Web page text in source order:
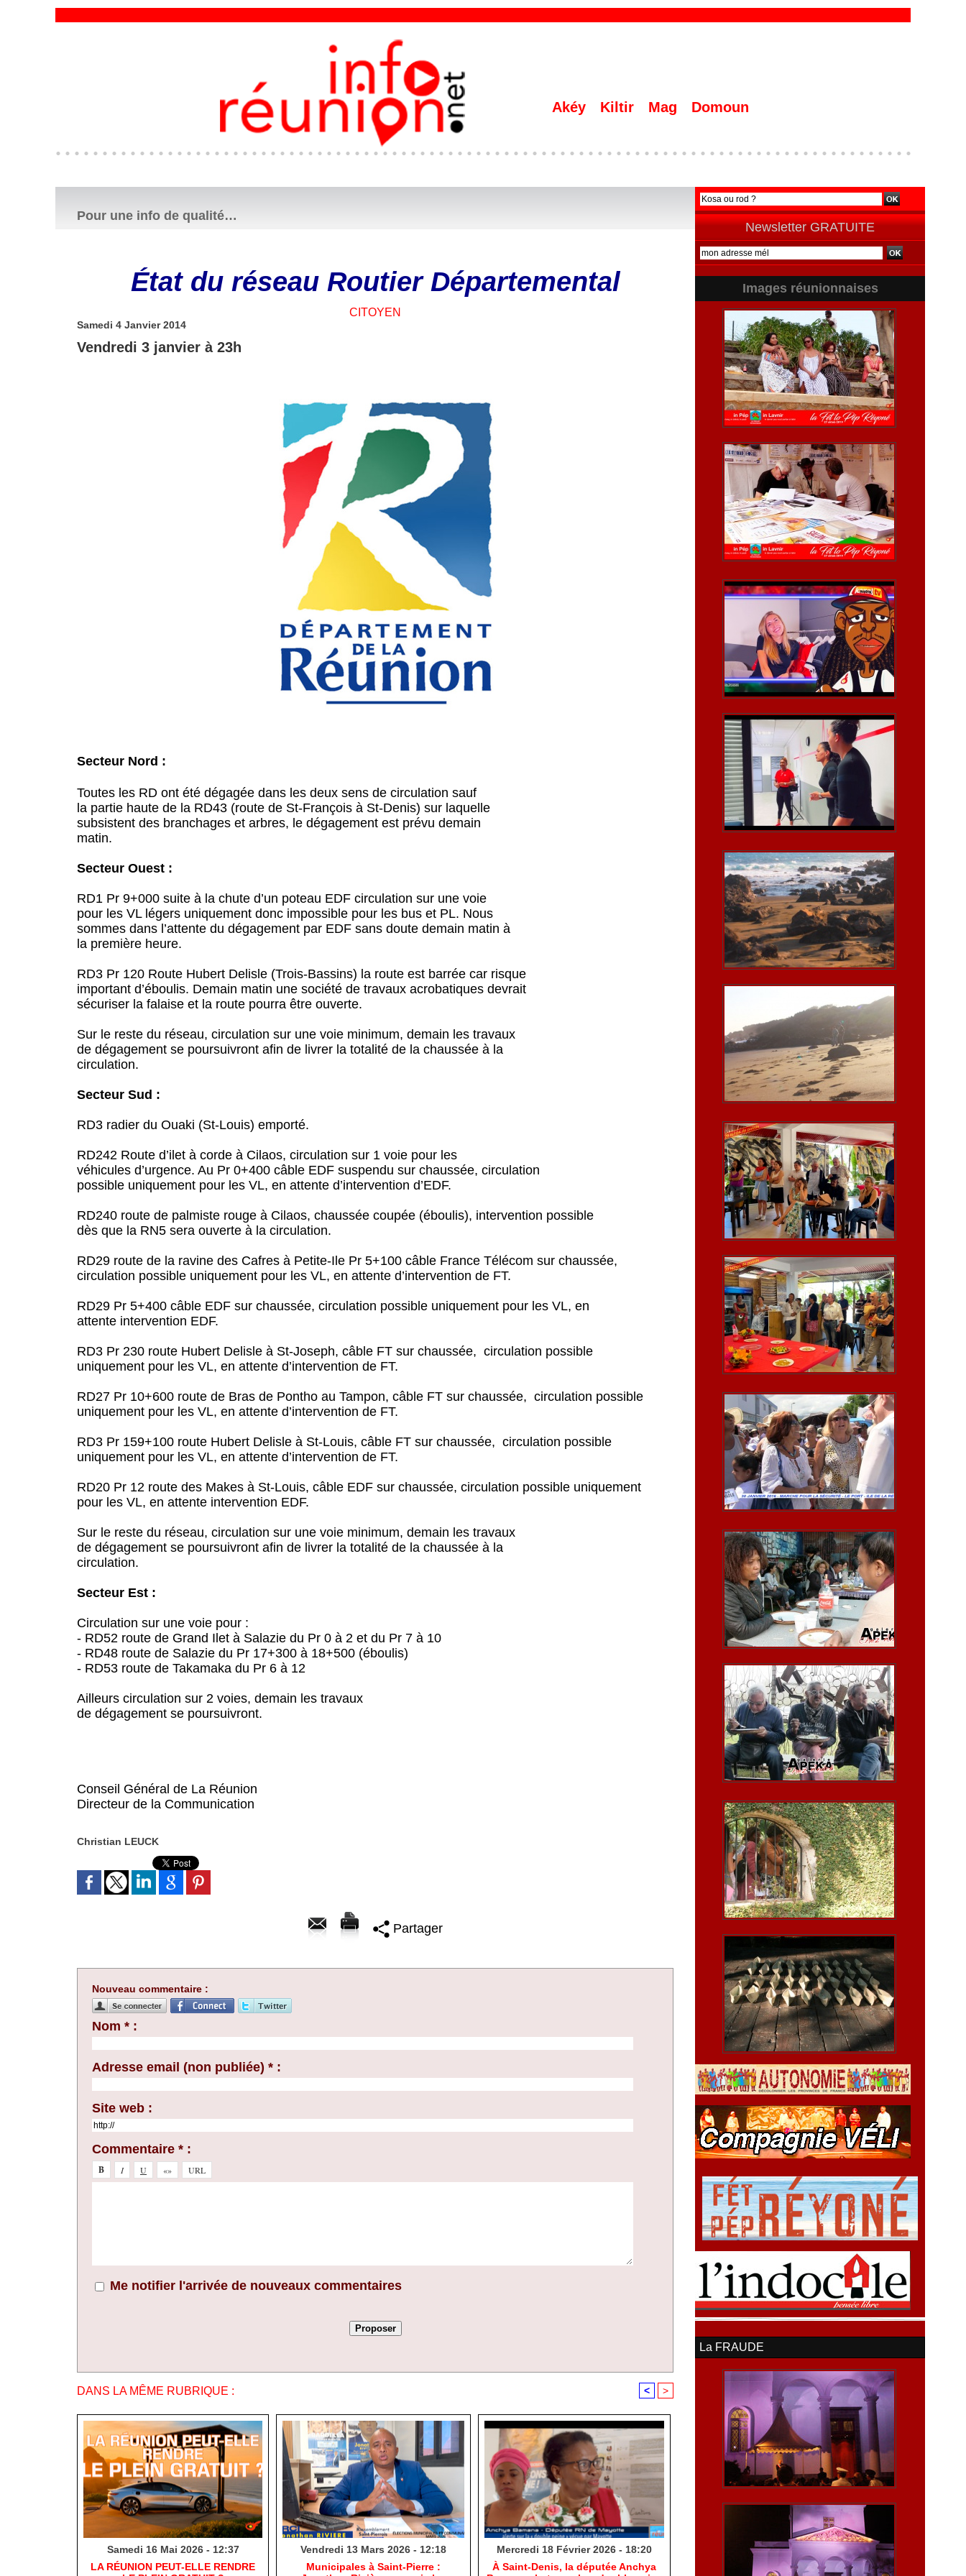
Akéy Kiltir Mag Domoun
Pour une info de qualité…
État du réseau Routier Départemental
CITOYEN
Samedi 4 Janvier 2014
Vendredi 3 janvier à 23h
Secteur Nord :
Toutes les RD ont été dégagée dans les deux sens de circulation sauf
la partie haute de la RD43 (route de St-François à St-Denis) sur laquelle
subsistent des branchages et arbres, le dégagement est prévu demain
matin.
Secteur Ouest :
RD1 Pr 9+000 suite à la chute d’un poteau EDF circulation sur une voie
pour les VL légers uniquement donc impossible pour les bus et PL. Nous
sommes dans l’attente du dégagement par EDF sans doute demain matin à
la première heure.
RD3 Pr 120 Route Hubert Delisle (Trois-Bassins) la route est barrée car risque
important d’éboulis. Demain matin une société de travaux acrobatiques devrait
sécuriser la falaise et la route pourra être ouverte.
Sur le reste du réseau, circulation sur une voie minimum, demain les travaux
de dégagement se poursuivront afin de livrer la totalité de la chaussée à la
circulation.
Secteur Sud :
RD3 radier du Ouaki (St-Louis) emporté.
RD242 Route d’ilet à corde à Cilaos, circulation sur 1 voie pour les
véhicules d’urgence. Au Pr 0+400 câble EDF suspendu sur chaussée, circulation
possible uniquement pour les VL, en attente d’intervention d’EDF.
RD240 route de palmiste rouge à Cilaos, chaussée coupée (éboulis), intervention possible
dès que la RN5 sera ouverte à la circulation.
RD29 route de la ravine des Cafres à Petite-Ile Pr 5+100 câble France Télécom sur chaussée,
circulation possible uniquement pour les VL, en attente d’intervention de FT.
RD29 Pr 5+400 câble EDF sur chaussée, circulation possible uniquement pour les VL, en
attente intervention EDF.
RD3 Pr 230 route Hubert Delisle à St-Joseph, câble FT sur chaussée, circulation possible
uniquement pour les VL, en attente d’intervention de FT.
RD27 Pr 10+600 route de Bras de Pontho au Tampon, câble FT sur chaussée, circulation possible
uniquement pour les VL, en attente d’intervention de FT.
RD3 Pr 159+100 route Hubert Delisle à St-Louis, câble FT sur chaussée, circulation possible
uniquement pour les VL, en attente d’intervention de FT.
RD20 Pr 12 route des Makes à St-Louis, câble EDF sur chaussée, circulation possible uniquement
pour les VL, en attente intervention EDF.
Sur le reste du réseau, circulation sur une voie minimum, demain les travaux
de dégagement se poursuivront afin de livrer la totalité de la chaussée à la
circulation.
Secteur Est :
Circulation sur une voie pour :
- RD52 route de Grand Ilet à Salazie du Pr 0 à 2 et du Pr 7 à 10
- RD48 route de Salazie du Pr 17+300 à 18+500 (éboulis)
- RD53 route de Takamaka du Pr 6 à 12
Ailleurs circulation sur 2 voies, demain les travaux
de dégagement se poursuivront.
Conseil Général de La Réunion
Directeur de la Communication
Christian LEUCK
Partager
Nouveau commentaire :
Nom * :
Adresse email (non publiée) * :
Site web :
Commentaire * :
Me notifier l'arrivée de nouveaux commentaires
DANS LA MÊME RUBRIQUE : < >
Samedi 16 Mai 2026 - 12:37
​LA RÉUNION PEUT-ELLE RENDRE
Vendredi 13 Mars 2026 - 12:18
​Municipales à Saint-Pierre :
Mercredi 18 Février 2026 - 18:20
​À Saint-Denis, la députée Anchya
Newsletter GRATUITE
Images réunionnaises
La FRAUDE